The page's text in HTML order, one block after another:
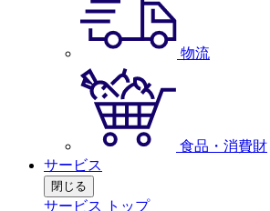
物流
食品・消費財
サービス
閉じる
サービス トップ